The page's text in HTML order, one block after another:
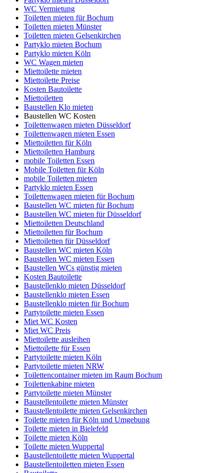
WC Vermietung
Toiletten mieten für Bochum
Toiletten mieten Münster
Toiletten mieten Gelsenkirchen
Partyklo mieten Bochum
Partyklo mieten Köln
WC Wagen mieten
Miettoilette mieten
Miettoilette Preise
Kosten Bautoilette
Miettoiletten
Baustellen Klo mieten
Baustellen WC Kosten
Toilettenwagen mieten Düsseldorf
Toilettenwagen mieten Essen
Miettoiletten für Köln
Miettoiletten Hamburg
mobile Toiletten Essen
Mobile Toiletten für Köln
mobile Toiletten mieten
Partyklo mieten Essen
Toilettenwagen mieten für Bochum
Baustellen WC mieten für Bochum
Baustellen WC mieten für Düsseldorf
Miettoiletten Deutschland
Miettoiletten für Bochum
Miettoiletten für Düsseldorf
Baustellen WC mieten Köln
Baustellen WC mieten Essen
Baustellen WCs günstig mieten
Kosten Bautoilette
Baustellenklo mieten Düsseldorf
Baustellenklo mieten Essen
Baustellenklo mieten für Bochum
Partytoilette mieten Essen
Miet WC Kosten
Miet WC Preis
Miettoilette ausleihen
Miettoilette für Essen
Partytoilette mieten Köln
Partytoilette mieten NRW
Toilettencontainer mieten im Raum Bochum
Toilettenkabine mieten
Partytoilette mieten Münster
Baustellentoilette mieten Münster
Baustellentoilette mieten Gelsenkirchen
Toilette mieten für Köln und Umgebung
Toilette mieten in Bielefeld
Toilette mieten Köln
Toilette mieten Wuppertal
Baustellentoilette mieten Wuppertal
Baustellentoiletten mieten Essen